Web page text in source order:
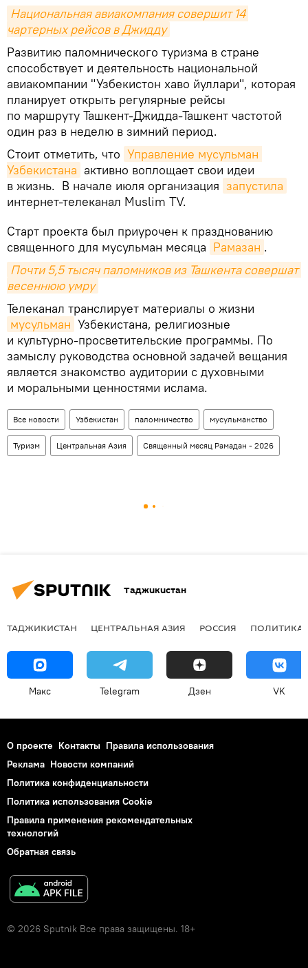
Национальная авиакомпания совершит 14
чартерных рейсов в Джидду
Развитию паломнического туризма в стране
способствует и деятельность национальной
авиакомпании "Узбекистон хаво йуллари", которая
планирует открыть регулярные рейсы
по маршруту Ташкент-Джидда-Ташкент частотой
один раз в неделю в зимний период.
Стоит отметить, что Управление мусульман
Узбекистана активно воплощает свои идеи
в жизнь. В начале июля организация запустила
интернет-телеканал Muslim ТV.
Старт проекта был приурочен к празднованию
священного для мусульман месяца Рамазан .
Почти 5,5 тысяч паломников из Ташкента совершат
весеннюю умру
Телеканал транслирует материалы о жизни
мусульман Узбекистана, религиозные
и культурно-просветительские программы. По
замыслу руководства основной задачей вещания
является знакомство аудитории с духовными
и моральными ценностями ислама.
Все новости Узбекистан паломничество мусульманство
Туризм Центральная Азия Священный месяц Рамадан - 2026
Таджикистан
ТАДЖИКИСТАН ЦЕНТРАЛЬНАЯ АЗИЯ РОССИЯ ПОЛИТИКА
Макс Telegram Дзен VK
О проекте Контакты Правила использования
Реклама Новости компаний
Политика конфиденциальности
Политика использования Cookie
Правила применения рекомендательных
технологий
Обратная связь
© 2026 Sputnik Все права защищены. 18+